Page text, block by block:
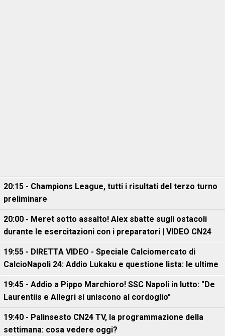
20:15 - Champions League, tutti i risultati del terzo turno
preliminare
20:00 - Meret sotto assalto! Alex sbatte sugli ostacoli
durante le esercitazioni con i preparatori | VIDEO CN24
19:55 - DIRETTA VIDEO - Speciale Calciomercato di
CalcioNapoli 24: Addio Lukaku e questione lista: le ultime
19:45 - Addio a Pippo Marchioro! SSC Napoli in lutto: "De
Laurentiis e Allegri si uniscono al cordoglio"
19:40 - Palinsesto CN24 TV, la programmazione della
settimana: cosa vedere oggi?